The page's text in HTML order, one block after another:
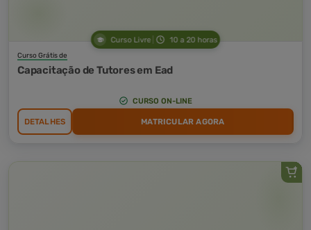
Curso Livre 10 a 20 horas
Curso Grátis de
Capacitação de Tutores em Ead
CURSO ON-LINE
DETALHES MATRICULAR AGORA